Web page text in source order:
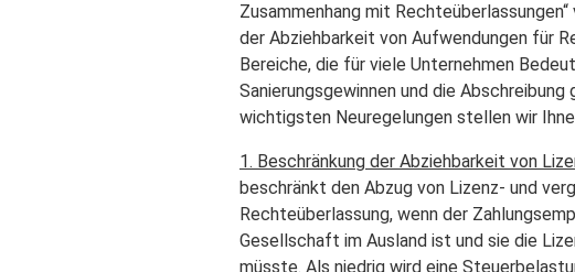
Zusammenhang mit
der Abziehbarkeit von Aufwendungen für
Bereiche, die für viele Unternehmen
Sanierungsgewinnen und die
wichtigsten Neuregelungen stellen wir
1. Beschränkung der Abziehbarkeit von
beschränkt den Abzug von Lizenz- und
Rechteüberlassung, wenn der
Gesellschaft im Ausland ist und sie die
müsste. Als niedrig wird eine